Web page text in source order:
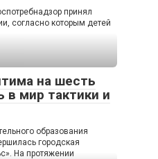
принял
согласно которым детей
на шесть
в мир тактики и
образования
городская
На протяжении